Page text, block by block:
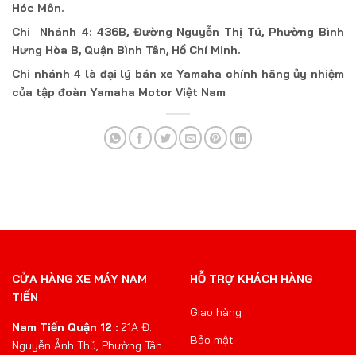
Hóc Môn.
Chi Nhánh 4: 436B, Đường Nguyễn Thị Tú, Phường Bình
Hưng Hòa B, Quận Bình Tân, Hồ Chí Minh.
Chi nhánh 4 là đại lý bán xe Yamaha chính hãng ủy nhiệm
của tập đoàn Yamaha Motor Việt Nam
CỬA HÀNG XE MÁY NAM
TIẾN
Nam Tiến Quận 12 : 21A Đ.
Nguyễn Ảnh Thủ, Phường Tân
HỖ TRỢ KHÁCH HÀNG
Giao hàng
Bảo mật